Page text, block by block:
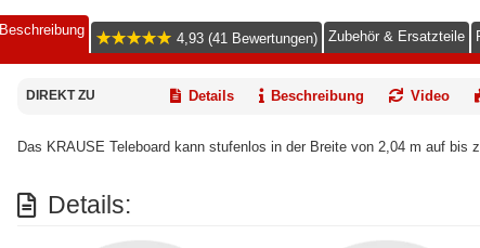
Beschreibung
4,93 (41 Bewertungen) Zubehör & Ersatzteile
DIREKT ZU Details Beschreibung Video
Das KRAUSE Teleboard kann stufenlos in der Breite von 2,04 m auf bis
Details: